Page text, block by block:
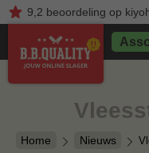
9,2 beoordelingop
Home Nieuws